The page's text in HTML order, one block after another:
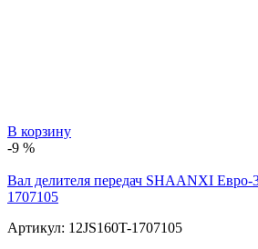
В корзину
-9 %
Вал делителя передач SHAANXI Евро-
1707105
Артикул: 12JS160T-1707105